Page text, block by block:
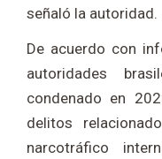
señaló la autoridad.
De acuerdo con
autoridades
condenado en
delitos
narcotráfico